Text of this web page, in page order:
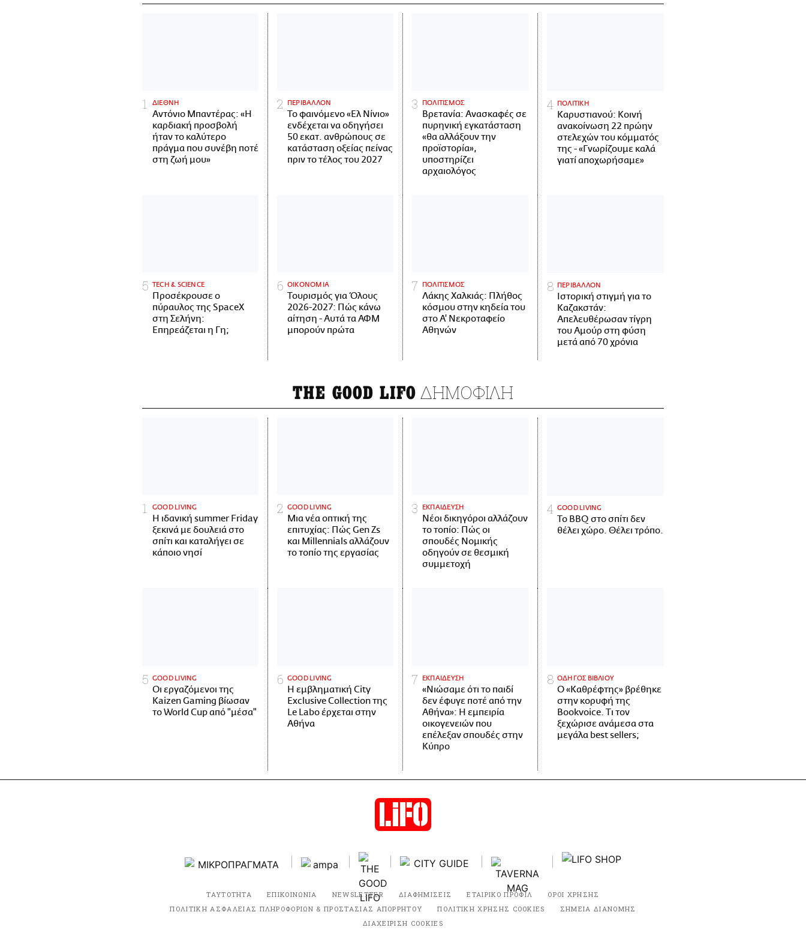
ΔΙΕΘΝΗ
Αντόνιο Μπαντέρας: «Η
καρδιακή προσβολή
ήταν το καλύτερο
πράγμα που συνέβη ποτέ
στη ζωή μου»
ΠΕΡΙΒΑΛΛΟΝ
Το φαινόμενο «Ελ Νίνιο»
ενδέχεται να οδηγήσει
50 εκατ. ανθρώπους σε
κατάσταση οξείας πείνας
πριν το τέλος του 2027
ΠΟΛΙΤΙΣΜΟΣ
Βρετανία: Ανασκαφές σε
πυρηνική εγκατάσταση
«θα αλλάξουν την
προϊστορία»,
υποστηρίζει
αρχαιολόγος
ΠΟΛΙΤΙΚΗ
Καρυστιανού: Κοινή
ανακοίνωση 22 πρώην
στελεχών του κόμματός
της - «Γνωρίζουμε καλά
γιατί αποχωρήσαμε»
ΤECH & SCIENCE
Προσέκρουσε ο
πύραυλος της SpaceX
στη Σελήνη:
Επηρεάζεται η Γη;
ΟΙΚΟΝΟΜΙΑ
Τουρισμός για Όλους
2026-2027: Πώς κάνω
αίτηση - Αυτά τα ΑΦΜ
μπορούν πρώτα
ΠΟΛΙΤΙΣΜΟΣ
Λάκης Χαλκιάς: Πλήθος
κόσμου στην κηδεία του
στο Α' Νεκροταφείο
Αθηνών
ΠΕΡΙΒΑΛΛΟΝ
Ιστορική στιγμή για το
Καζακστάν:
Απελευθέρωσαν τίγρη
του Αμούρ στη φύση
μετά από 70 χρόνια
THE GOOD LIFO ΔΗΜΟΦΙΛΗ
GOOD LIVING
Η ιδανική summer Friday
ξεκινά με δουλειά στο
σπίτι και καταλήγει σε
κάποιο νησί
GOOD LIVING
Μια νέα οπτική της
επιτυχίας: Πώς Gen Zs
και Millennials αλλάζουν
το τοπίο της εργασίας
ΕΚΠΑΙΔΕΥΣΗ
Νέοι δικηγόροι αλλάζουν
το τοπίο: Πώς οι
σπουδές Νομικής
οδηγούν σε θεσμική
συμμετοχή
GOOD LIVING
Το BBQ στο σπίτι δεν
θέλει χώρο. Θέλει τρόπο.
GOOD LIVING
Οι εργαζόμενοι της
Kaizen Gaming βίωσαν
το World Cup από "μέσα"
GOOD LIVING
Η εμβληματική City
Exclusive Collection της
Le Labo έρχεται στην
Αθήνα
ΕΚΠΑΙΔΕΥΣΗ
«Νιώσαμε ότι το παιδί
δεν έφυγε ποτέ από την
Αθήνα»: Η εμπειρία
οικογενειών που
επέλεξαν σπουδές στην
Κύπρο
ΟΔΗΓΟΣ ΒΙΒΛΙΟΥ
Ο «Καθρέφτης» βρέθηκε
στην κορυφή της
Bookvoice. Τι τον
ξεχώρισε ανάμεσα στα
μεγάλα best sellers;
ΤΑΥΤΟΤΗΤΑ ΕΠΙΚΟΙΝΩΝΙΑ NEWSLETTER ΔΙΑΦΗΜΙΣΕΙΣ ΕΤΑΙΡΙΚΟ ΠΡΟΦΙΛ
ΟΡΟΙ ΧΡΗΣΗΣ
ΠΟΛΙΤΙΚΗ ΑΣΦΑΛΕΙΑΣ ΠΛΗΡΟΦΟΡΙΩΝ & ΠΡΟΣΤΑΣΙΑΣ ΑΠΟΡΡΗΤΟΥ
ΠΟΛΙΤΙΚΗ ΧΡΗΣΗΣ COOKIES
ΣΗΜΕΙΑ ΔΙΑΝΟΜΗΣ
ΔΙΑΧΕΙΡΙΣΗ COOKIES